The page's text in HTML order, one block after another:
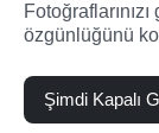
özgünlüğünü
Şimdi Kapalı